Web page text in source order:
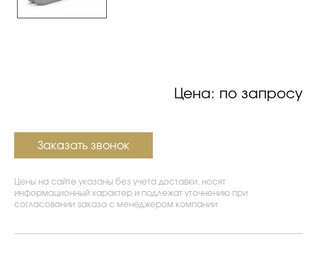
Цена: по запросу
Заказать звонок
Цены на сайте указаны без учета доставки, носят
информационный характер и подлежат уточнению при
согласовании заказа с менеджером компании